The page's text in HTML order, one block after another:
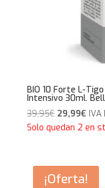
BIO 10 Forte L-
Intensivo 30ml.
39,95€ El
precio
39,95€.
29,99€ElIVA
Solo quedan 2 en
¡Oferta!